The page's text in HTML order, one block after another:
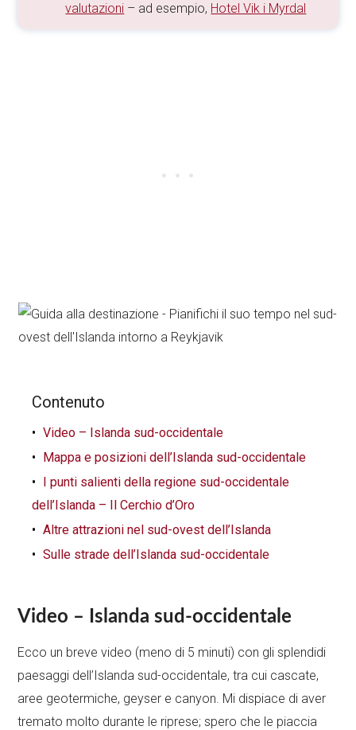
valutazioni – ad esempio, Hotel Vik i Myrdal
Contenuto
Video – Islanda sud-occidentale
Mappa e posizioni dell’Islanda sud-occidentale
I punti salienti della regione sud-occidentale
dell’Islanda – Il Cerchio d’Oro
Altre attrazioni nel sud-ovest dell’Islanda
Sulle strade dell’Islanda sud-occidentale
Video – Islanda sud-occidentale
Ecco un breve video (meno di 5 minuti) con gli splendidi
paesaggi dell’Islanda sud-occidentale, tra cui cascate,
aree geotermiche, geyser e canyon. Mi dispiace di aver
tremato molto durante le riprese; spero che le piaccia